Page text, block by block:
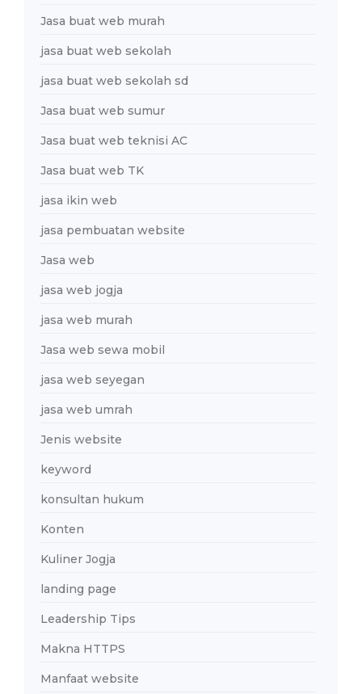
Jasa buat web murah
jasa buat web sekolah
jasa buat web sekolah sd
Jasa buat web sumur
Jasa buat web teknisi AC
Jasa buat web TK
jasa ikin web
jasa pembuatan website
Jasa web
jasa web jogja
jasa web murah
Jasa web sewa mobil
jasa web seyegan
jasa web umrah
Jenis website
keyword
konsultan hukum
Konten
Kuliner Jogja
landing page
Leadership Tips
Makna HTTPS
Manfaat website